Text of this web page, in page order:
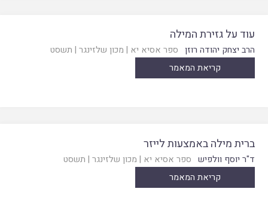
עוד על גזירת המילה
הרב יצחק יהודה רוזן ספר אסיא יא | מכון שלזינגר | תשסט
קריאת המאמר
ברית מילה באמצעות לייזר
ד"ר יוסף וולפיש ספר אסיא יא | מכון שלזינגר | תשסט
קריאת המאמר